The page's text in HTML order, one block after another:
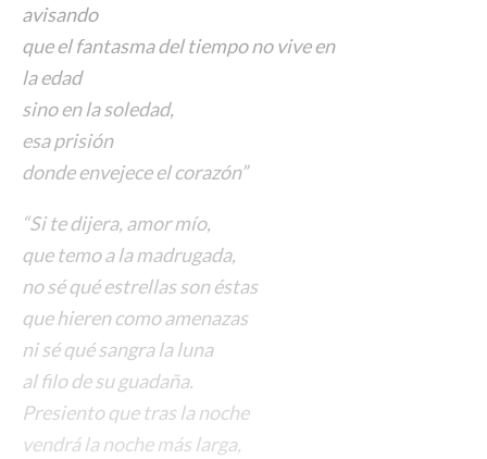
avisando
que el fantasma del tiempo no vive en
la edad
sino en la soledad,
esa prisión
donde envejece el corazón”
“Si te dijera, amor mío,
que temo a la madrugada,
no sé qué estrellas son éstas
que hieren como amenazas
ni sé qué sangra la luna
al filo de su guadaña.
Presiento que tras la noche
vendrá la noche más larga,